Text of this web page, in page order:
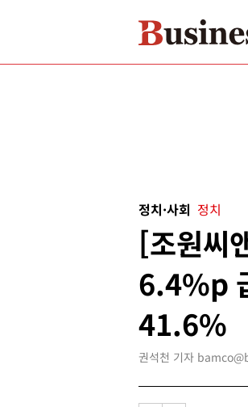
정치·사회 정치
[조원씨
6.4%p
41.6%
권석천 기자